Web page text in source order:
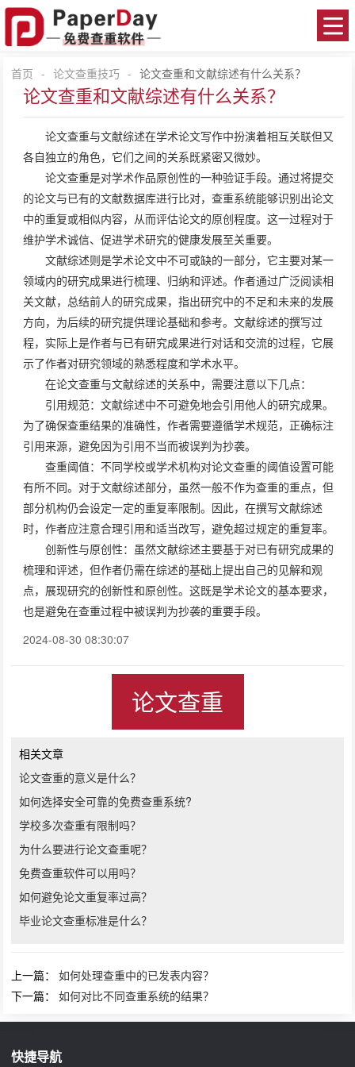
首页 - 论文查重技巧 - 论文查重和文献综述有什么关系？
论文查重和文献综述有什么关系？
论文查重与文献综述在学术论文写作中扮演着相互关联但又
各自独立的角色，它们之间的关系既紧密又微妙。
论文查重是对学术作品原创性的一种验证手段。通过将提交
的论文与已有的文献数据库进行比对，查重系统能够识别出论文
中的重复或相似内容，从而评估论文的原创程度。这一过程对于
维护学术诚信、促进学术研究的健康发展至关重要。
文献综述则是学术论文中不可或缺的一部分，它主要对某一
领域内的研究成果进行梳理、归纳和评述。作者通过广泛阅读相
关文献，总结前人的研究成果，指出研究中的不足和未来的发展
方向，为后续的研究提供理论基础和参考。文献综述的撰写过
程，实际上是作者与已有研究成果进行对话和交流的过程，它展
示了作者对研究领域的熟悉程度和学术水平。
在论文查重与文献综述的关系中，需要注意以下几点：
引用规范：文献综述中不可避免地会引用他人的研究成果。
为了确保查重结果的准确性，作者需要遵循学术规范，正确标注
引用来源，避免因为引用不当而被误判为抄袭。
查重阈值：不同学校或学术机构对论文查重的阈值设置可能
有所不同。对于文献综述部分，虽然一般不作为查重的重点，但
部分机构仍会设定一定的重复率限制。因此，在撰写文献综述
时，作者应注意合理引用和适当改写，避免超过规定的重复率。
创新性与原创性：虽然文献综述主要基于对已有研究成果的
梳理和评述，但作者仍需在综述的基础上提出自己的见解和观
点，展现研究的创新性和原创性。这既是学术论文的基本要求，
也是避免在查重过程中被误判为抄袭的重要手段。
2024-08-30 08:30:07
论文查重
相关文章
论文查重的意义是什么？
如何选择安全可靠的免费查重系统?
学校多次查重有限制吗？
为什么要进行论文查重呢？
免费查重软件可以用吗？
如何避免论文重复率过高？
毕业论文查重标准是什么？
上一篇：如何处理查重中的已发表内容？
下一篇：如何对比不同查重系统的结果？
快捷导航